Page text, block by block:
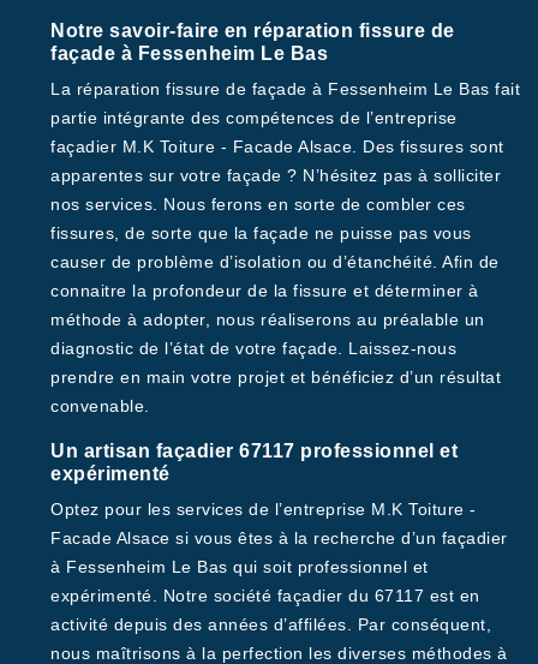
Notre savoir-faire en réparation fissure de
façade à Fessenheim Le Bas
La réparation fissure de façade à Fessenheim Le Bas fait
partie intégrante des compétences de l’entreprise
façadier M.K Toiture - Facade Alsace. Des fissures sont
apparentes sur votre façade ? N’hésitez pas à solliciter
nos services. Nous ferons en sorte de combler ces
fissures, de sorte que la façade ne puisse pas vous
causer de problème d’isolation ou d’étanchéité. Afin de
connaitre la profondeur de la fissure et déterminer à
méthode à adopter, nous réaliserons au préalable un
diagnostic de l’état de votre façade. Laissez-nous
prendre en main votre projet et bénéficiez d’un résultat
convenable.
Un artisan façadier 67117 professionnel et
expérimenté
Optez pour les services de l’entreprise M.K Toiture -
Facade Alsace si vous êtes à la recherche d’un façadier
à Fessenheim Le Bas qui soit professionnel et
expérimenté. Notre société façadier du 67117 est en
activité depuis des années d’affilées. Par conséquent,
nous maîtrisons à la perfection les diverses méthodes à